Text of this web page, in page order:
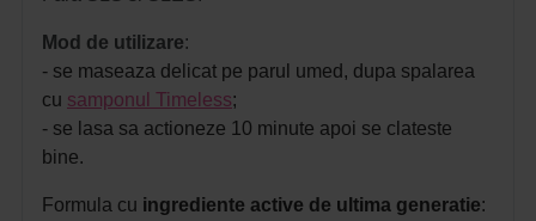
Mod de utilizare:
- se maseaza delicat pe parul umed, dupa spalarea
cu samponul Timeless;
- se lasa sa actioneze 10 minute apoi se clateste
bine.
Formula cu ingrediente active de ultima generatie: